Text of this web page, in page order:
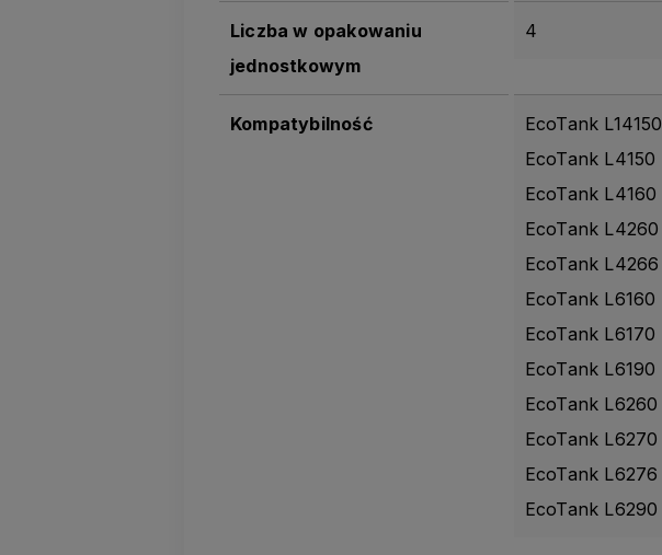
Liczba w opakowaniu
jednostkowym
4
Kompatybilność
EcoTank L14150
EcoTank L4150
EcoTank L4160
EcoTank L4260
EcoTank L4266
EcoTank L6160
EcoTank L6170
EcoTank L6190
EcoTank L6260
EcoTank L6270
EcoTank L6276
EcoTank L6290